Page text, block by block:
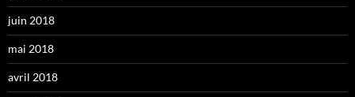
juin 2018
mai 2018
avril 2018